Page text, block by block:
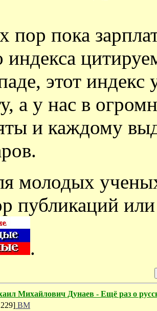
пор пока
индекса
этот
а у нас в
и каждому
молодых
публикаций
.
Михайлович Дунаев - Ещё раз о
ВМ